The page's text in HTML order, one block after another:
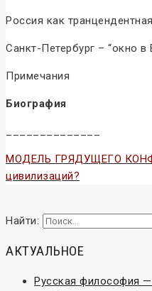
Россия как
Санкт-Петербург – “окно
Примечания
Биография
МОДЕЛЬ ГРЯДУЩЕГО
цивилизаций?
Найти:
АКТУАЛЬНОЕ
Русская философия